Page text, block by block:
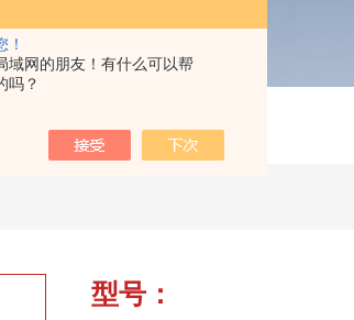
！
域网的朋友！有什么可以帮
吗？
型号：